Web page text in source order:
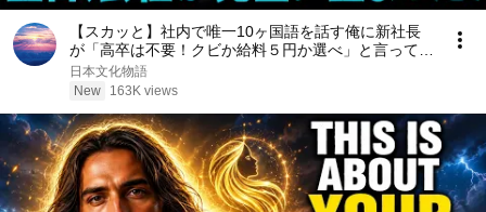
【スカッと】社内で唯一10ヶ国語を話す俺に新社長
が「高卒は不要！クビか給料５円か選べ」と言ってき
た。そのまま辞めた結果
日本文化物語
New
163K views